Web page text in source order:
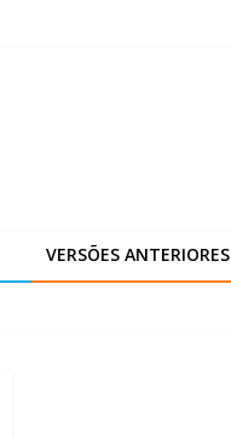
VERSÕES ANTERIORES